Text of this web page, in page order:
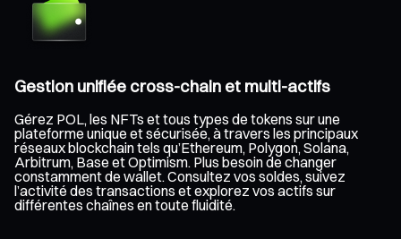
Gestion unifiée cross-chain et multi-actifs
Gérez POL, les NFTs et tous types de tokens sur une
plateforme unique et sécurisée, à travers les principaux
réseaux blockchain tels qu’Ethereum, Polygon, Solana,
Arbitrum, Base et Optimism. Plus besoin de changer
constamment de wallet. Consultez vos soldes, suivez
l’activité des transactions et explorez vos actifs sur
différentes chaînes en toute fluidité.